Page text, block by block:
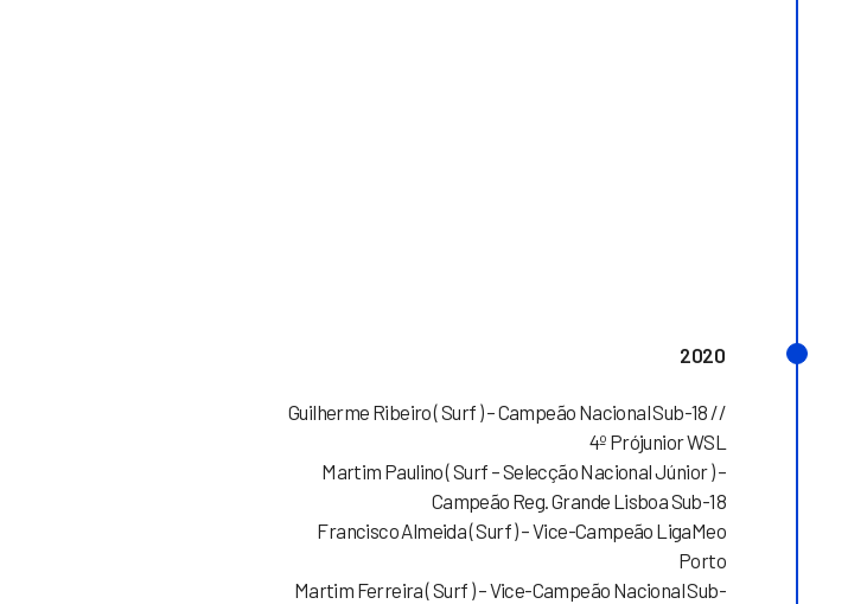
2020
Guilherme Ribeiro ( Surf ) – Campeão Nacional Sub-18 //
4º Prójunior WSL
Martim Paulino ( Surf – Selecção Nacional Júnior ) –
Campeão Reg. Grande Lisboa Sub-18
Francisco Almeida ( Surf ) – Vice-Campeão LigaMeo
Porto
Martim Ferreira ( Surf ) – Vice-Campeão Nacional Sub-